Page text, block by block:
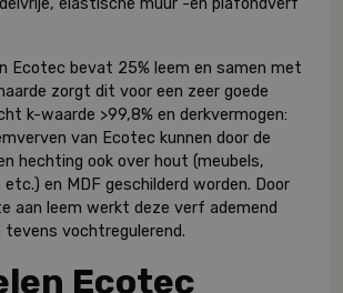
elastische muur -en plafondverf
Ecotec bevat 25% leem en samen met
zorgt dit voor een zeer goede
k-waarde >99,8% en derkvermogen:
van Ecotec kunnen door de
hechting ook over hout (meubels,
etc.) en MDF geschilderd worden. Door
aan leem werkt deze verf ademend
tevens vochtregulerend.
Ecotec